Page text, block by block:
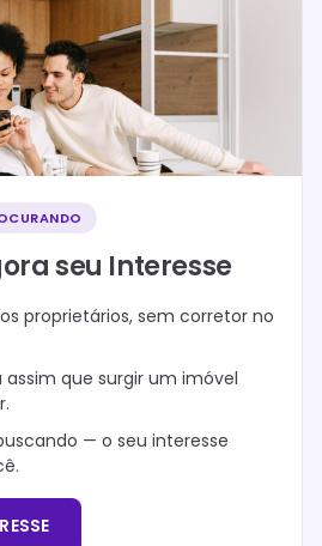
seu Interesse
proprietários, sem corretor no
que surgir um imóvel
— o seu interesse